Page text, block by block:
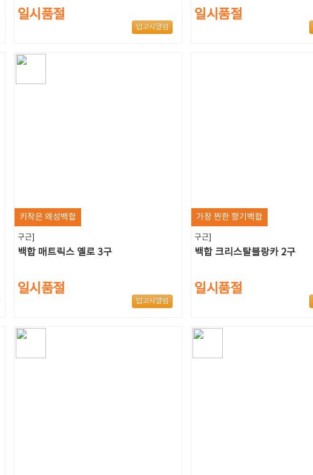
일시품절
입고시알림
일시품절
키작은 왜성백합
구근]
백합 매트릭스 옐로 3구
일시품절
입고시알림
가장 찐한 향기백합
구근]
백합 크리스탈블랑카 2구
일시품절